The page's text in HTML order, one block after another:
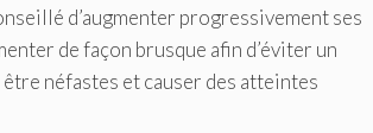
d’augmenter progressivement ses
de façon brusque afin d’éviter un
néfastes et causer des atteintes